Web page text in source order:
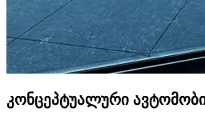
კონცეპტუალური